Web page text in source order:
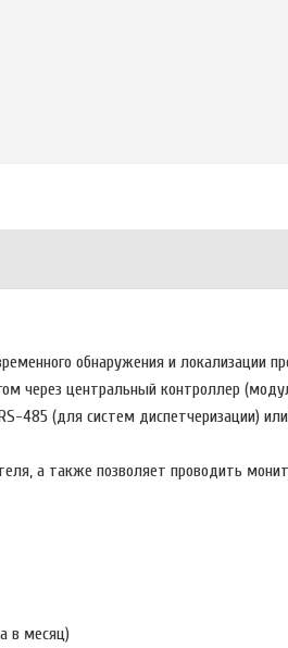
обнаружения и локализации
через центральный контроллер
485 (для систем диспетчеризации)
а также позволяет проводить
в месяц)